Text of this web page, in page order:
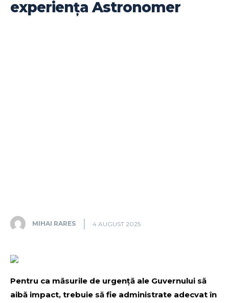
experiența Astronomer
MIHAI RARES 4 AUGUST 2025
Pentru ca măsurile de urgență ale Guvernului să
aibă impact, trebuie să fie administrate adecvat în